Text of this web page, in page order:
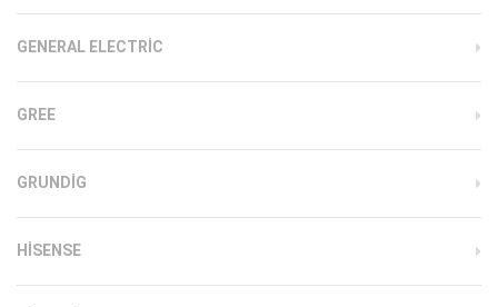
GENERAL ELECTRIC
GREE
GRUNDIG
HISENSE